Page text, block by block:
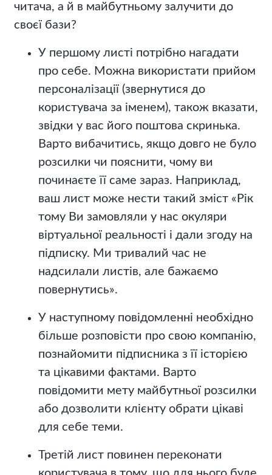
читача, а й в майбутньому залучити до
своєї бази?
У першому листі потрібно нагадати
про себе. Можна використати прийом
персоналізації (звернутися до
користувача за іменем), також вказати,
звідки у вас його поштова скринька.
Варто вибачитись, якщо довго не було
розсилки чи пояснити, чому ви
починаєте її саме зараз. Наприклад,
ваш лист може нести такий зміст «Рік
тому Ви замовляли у нас окуляри
віртуальної реальності і дали згоду на
підписку. Ми тривалий час не
надсилали листів, але бажаємо
повернутись».
У наступному повідомленні необхідно
більше розповісти про свою компанію,
познайомити підписника з її історією
та цікавими фактами. Варто
повідомити мету майбутньої розсилки
або дозволити клієнту обрати цікаві
для себе теми.
Третій лист повинен переконати